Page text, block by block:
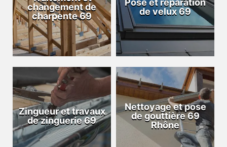
changement de
charpente 69
Pose et réparation
de velux 69
Zingueur et travaux
de zinguerie 69
Nettoyage et pose
de gouttière 69
Rhône